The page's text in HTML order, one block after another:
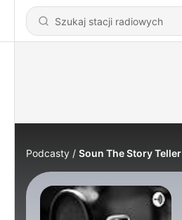
Podcasty Soun The Story Teller